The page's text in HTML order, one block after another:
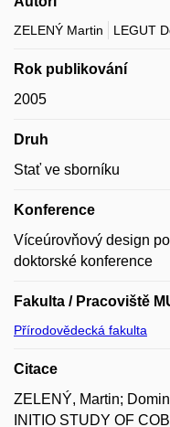
ZELENÝ Martin LEGUT
Rok publikování
2005
Druh
Stať ve sborníku
Konference
Víceúrovňový design
doktorské konference
Fakulta / Pracoviště
Přírodovědecká fakulta
Citace
ZELENÝ, Martin;
INITIO STUDY OF